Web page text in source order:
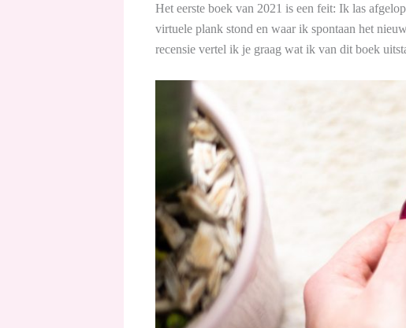
Het eerste boek van 2021 is een feit: Ik las
virtuele plank stond en waar ik spontaan het
recensie vertel ik je graag wat ik van dit boek